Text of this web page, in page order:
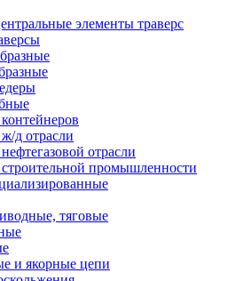
элементы траверс
д отрасли
отрасли
промышленности
тяговые
и якорные цепи